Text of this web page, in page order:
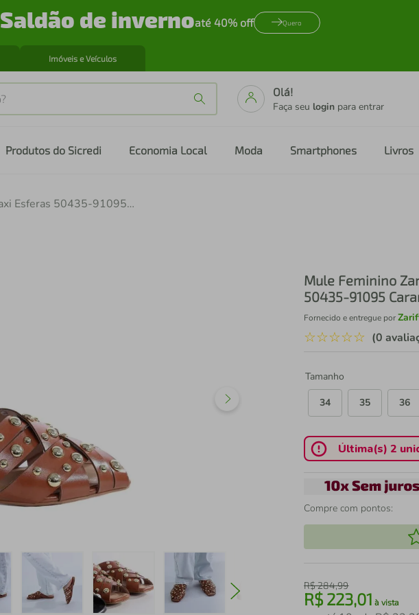
Saldão de invernoaté 40% off Quero
Imóveis e Veículos
Olá!
Faça seu login para entrar
Produtos do Sicredi Economia Local Moda Smartphones Livros
Mule Feminino Zariff com Maxi Esferas 50435-91095 Caramelo
Mule Feminino
50435-91095
Fornecido e entregue por
☆☆☆☆☆ (0
Tamanho
34
35 36
Última(s) 2
Compre com pontos:
R$284,99
R$223,01 à vista